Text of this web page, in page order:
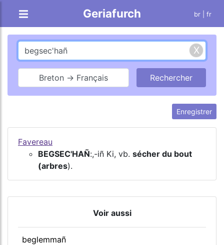
Geriafurch br | fr
Breton → Français
Enregistrer
Favereau
BEGSEC'HAÑ:,-iñ Ki, vb. sécher du bout
(arbres).
Voir aussi
beglemmañ